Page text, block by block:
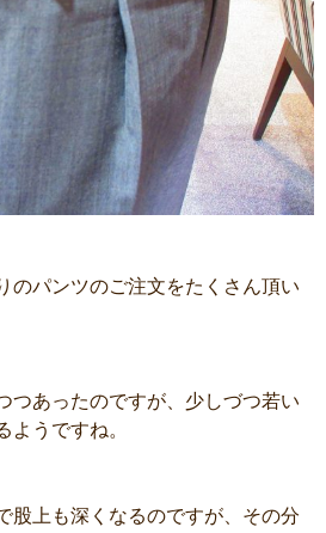
のパンツのご注文をたくさん頂い
つあったのですが、少しづつ若い
ようですね。
股上も深くなるのですが、その分